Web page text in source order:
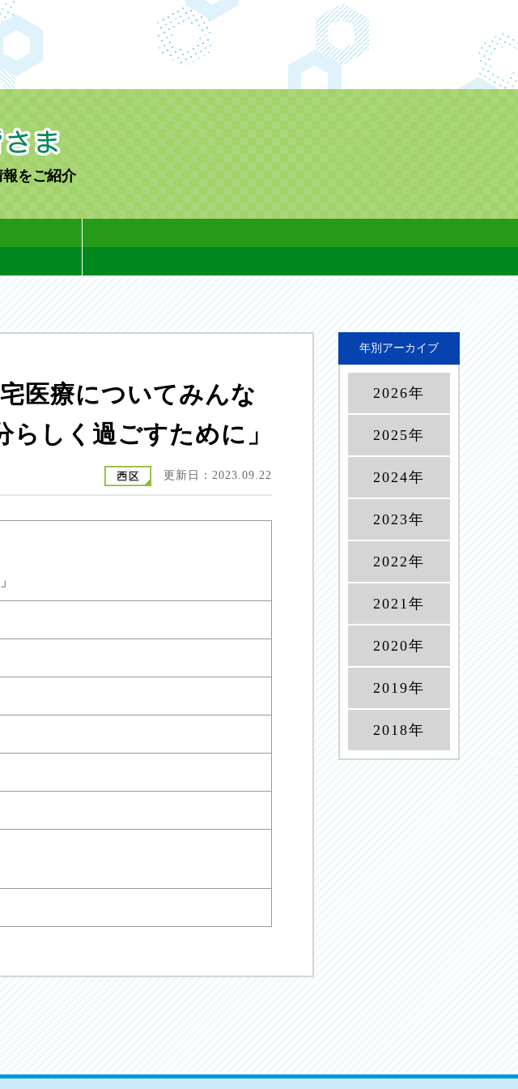
をご紹介
医療についてみんな
しく過ごすために」
更新日：2023.09.22
年別アーカイブ
2026年
2025年
2024年
2023年
2022年
2021年
2020年
2019年
2018年